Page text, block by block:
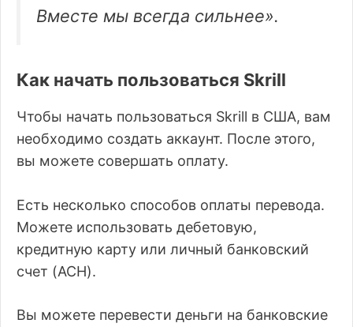
Вместе мы всегда сильнее».
Как начать пользоваться Skrill
Чтобы начать пользоваться Skrill в США, вам
необходимо создать аккаунт. После этого,
вы можете совершать оплату.
Есть несколько способов оплаты перевода.
Можете использовать дебетовую,
кредитную карту или личный банковский
счет (ACH).
Вы можете перевести деньги на банковские